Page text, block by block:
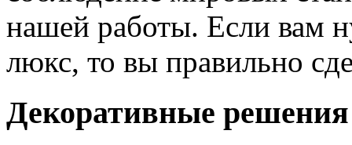
нашей работы. Если вам
люкс, то вы правильно
Декоративные решения